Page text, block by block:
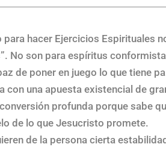
hacer Ejercicios Espirituales
No son para espíritus
de poner en juego lo que tiene
con una apuesta existencial de
profunda porque sabe
de lo que Jesucristo promete.
de la persona cierta